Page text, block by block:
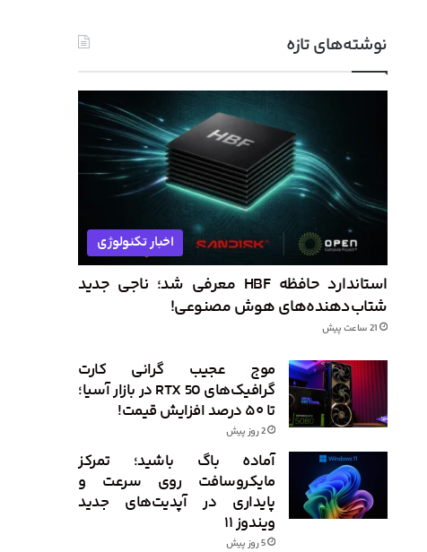
نوشته‌های تازه
اخبار تکنولوژی
استاندارد حافظه HBF معرفی شد؛ ناجی جدید
شتاب‌دهنده‌های هوش مصنوعی!
21 ساعت پیش
موج عجیب گرانی کارت
گرافیک‌های RTX 50 در بازار آسیا؛
تا ۵۰ درصد افزایش قیمت!
2 روز پیش
آماده باگ باشید؛ تمرکز
مایکروسافت روی سرعت و
پایداری در آپدیت‌های جدید
ویندوز ۱۱
5 روز پیش